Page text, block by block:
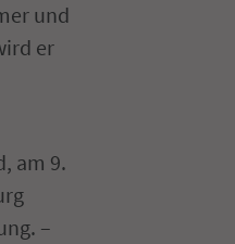
und
er
am 9.
–